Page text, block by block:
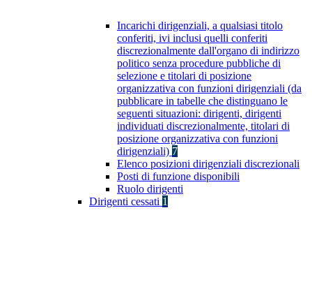
Incarichi dirigenziali, a qualsiasi titolo
conferiti, ivi inclusi quelli conferiti
discrezionalmente dall'organo di indirizzo
politico senza procedure pubbliche di
selezione e titolari di posizione
organizzativa con funzioni dirigenziali (da
pubblicare in tabelle che distinguano le
seguenti situazioni: dirigenti, dirigenti
individuati discrezionalmente, titolari di
posizione organizzativa con funzioni
dirigenziali) 7
Elenco posizioni dirigenziali discrezionali
Posti di funzione disponibili
Ruolo dirigenti
Dirigenti cessati 1